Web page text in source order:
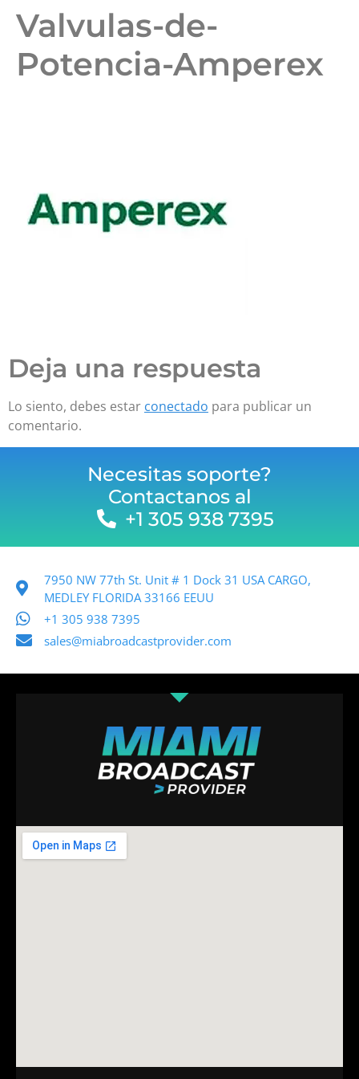
Valvulas-de-
Potencia-Amperex
Deja una respuesta
Lo siento, debes estar conectado para publicar un
comentario.
Necesitas soporte?
Contactanos al
+1 305 938 7395
7950 NW 77th St. Unit # 1 Dock 31 USA CARGO,
MEDLEY FLORIDA 33166 EEUU
+1 305 938 7395
sales@miabroadcastprovider.com